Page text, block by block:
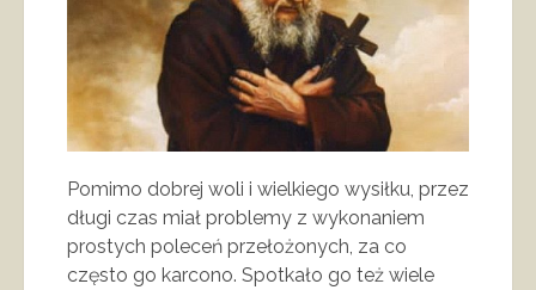
Pomimo dobrej woli i wielkiego wysiłku, przez
długi czas miał problemy z wykonaniem
prostych poleceń przełożonych, za co
często go karcono. Spotkało go też wiele